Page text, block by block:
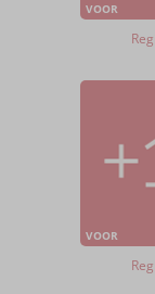
VOOR
VOOR